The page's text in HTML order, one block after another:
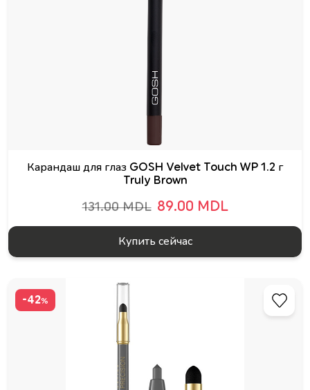
Карандаш для глаз GOSH Velvet Touch WP 1.2 г
Truly Brown
131.00 MDL 89.00 MDL
Купить сейчас
-42%